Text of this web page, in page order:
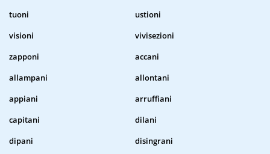
tuoni
ustioni
visioni
vivisezioni
zapponi
accani
allampani
allontani
appiani
arruffiani
capitani
dilani
dipani
disingrani